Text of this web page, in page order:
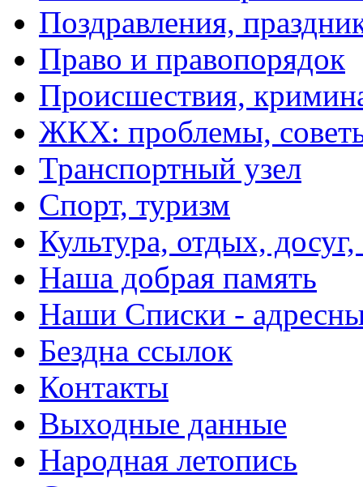
Поздравления,
Право и правопорядок
Происшествия,
ЖКХ: проблемы,
Транспортный узел
Спорт, туризм
Культура, отдых,
Наша добрая память
Наши Списки -
Бездна ссылок
Контакты
Выходные данные
Народная летопись